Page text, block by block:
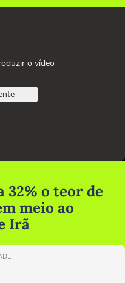
o vídeo
32% o teor de
meio ao
Irã